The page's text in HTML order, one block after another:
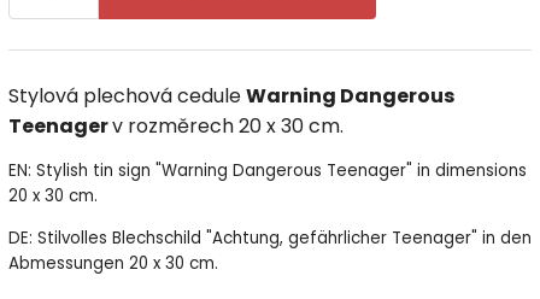
Stylová plechová ceduleWarning Dangerous
Teenagerv rozměrech 20 x 30 cm.
EN: Stylish tin sign "Warning Dangerous Teenager" in dimensions
20 x 30 cm.
DE: Stilvolles Blechschild "Achtung, gefährlicher Teenager" in den
Abmessungen 20 x 30 cm.